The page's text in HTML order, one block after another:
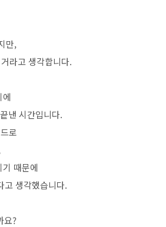
만,
라고 생각합니다.
에
낸 시간입니다.
로
때문에
고 생각했습니다.
요?